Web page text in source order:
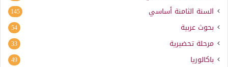
السنة الثامنة أساسي 145
بحوث عربية 54
مرحلة تحضيرية 33
باكالوريا 49